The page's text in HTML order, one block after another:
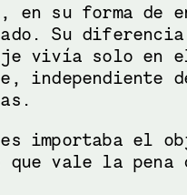
en su forma de
Su
vivía solo en
independiente
importaba el
vale la pena